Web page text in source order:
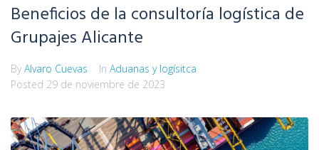
Beneficios de la consultoría logística de
Grupajes Alicante
By Alvaro Cuevas In Aduanas y logísitca
Posted 29 de noviembre de 2023